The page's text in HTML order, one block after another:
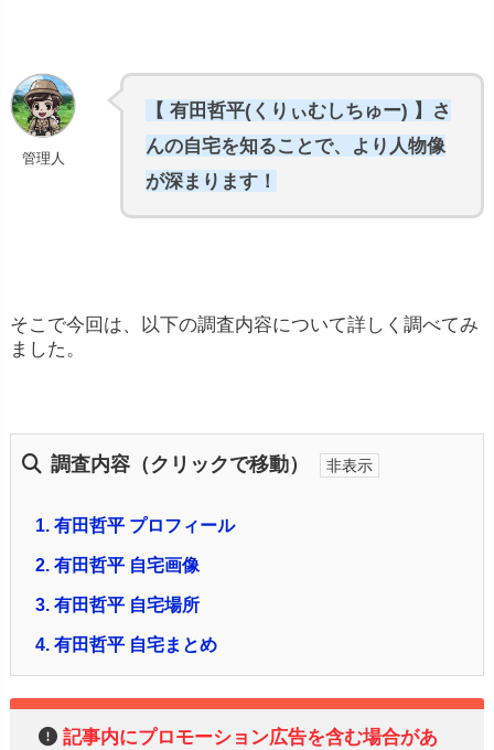
管理人
【 有田哲平(くりぃむしちゅー) 】さ
んの自宅を知ることで、より人物像
が深まります！
そこで今回は、以下の調査内容について詳しく調べてみ
ました。
調査内容（クリックで移動）
1. 有田哲平 プロフィール
2. 有田哲平 自宅画像
3. 有田哲平 自宅場所
4. 有田哲平 自宅まとめ
記事内にプロモーション広告を含む場合があ